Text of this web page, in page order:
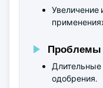
Увеличение
Проблемы
Длительные
одобрения.